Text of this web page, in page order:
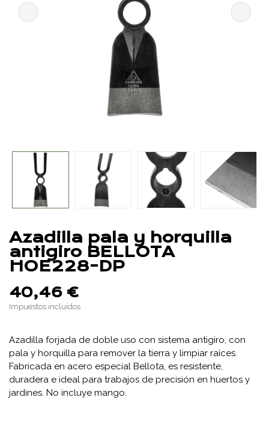
Azadilla pala y horquilla
antigiro BELLOTA
HOE228-DP
40,46 €
Impuestos incluidos
Azadilla forjada de doble uso con sistema antigiro, con
pala y horquilla para remover la tierra y limpiar raíces.
Fabricada en acero especial Bellota, es resistente,
duradera e ideal para trabajos de precisión en huertos y
jardines. No incluye mango.